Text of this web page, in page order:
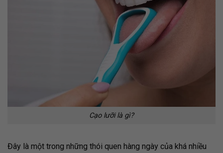
Cạo lưỡi là gì?
Đây là một trong những thói quen hàng ngày của khá nhiều